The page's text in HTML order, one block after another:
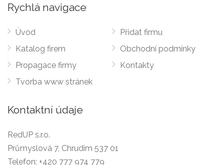
Rychlá navigace
Úvod
Katalog firem
Propagace firmy
Tvorba www stránek
Přidat firmu
Obchodní podmínky
Kontakty
Kontaktní údaje
RedUP s.r.o.
Průmyslová 7, Chrudim 537 01
Telefon: +420 777 974 779